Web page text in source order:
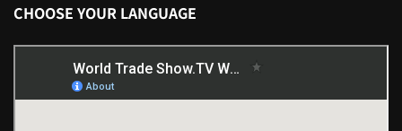
CHOOSE YOUR LANGUAGE